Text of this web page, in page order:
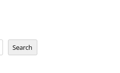
Search